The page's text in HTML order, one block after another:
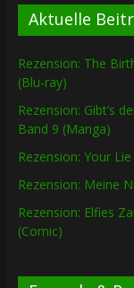
Aktuelle
Rezension: The
(Blu-ray)
Rezension: Gibt’s
Band 9 (Manga)
Rezension: Your
Rezension: Meine
Rezension: Elfies
(Comic)